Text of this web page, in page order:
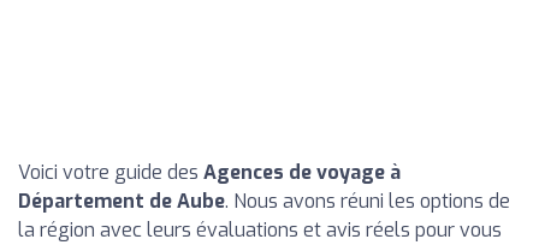
Voici votre guide des Agences de voyage à
Département de Aube. Nous avons réuni les options de
la région avec leurs évaluations et avis réels pour vous